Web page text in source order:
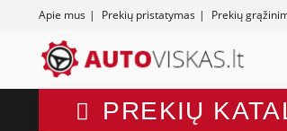
Apie mus | Prekių pristatymas | Prekių
PREKIŲ